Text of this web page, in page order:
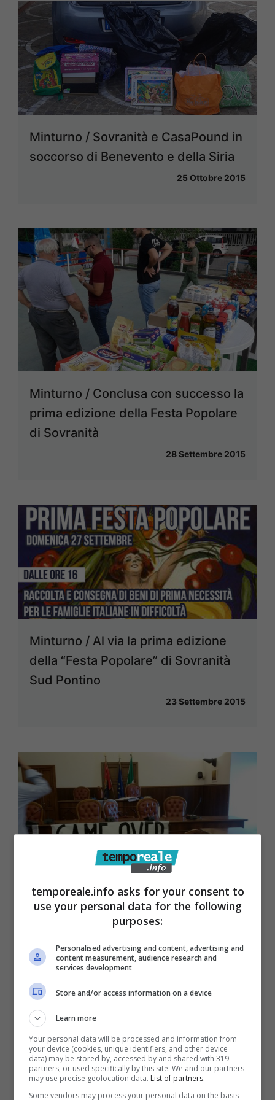
Minturno / Sovranità e CasaPound in
soccorso di Benevento e della Siria
25 Ottobre 2015
Minturno / Conclusa con successo la
prima edizione della Festa Popolare
di Sovranità
28 Settembre 2015
Minturno / Al via la prima edizione
della “Festa Popolare” di Sovranità
Sud Pontino
23 Settembre 2015
Minturno / Fine dell’amministrazione
Graziano, le reazioni
28 Agosto 2015
temporeale.info asks for your consent to
use your personal data for the following
purposes:
Personalised advertising and content, advertising and
content measurement, audience research and
services development
Store and/or access information on a device
Learn more
Your personal data will be processed and information from
your device (cookies, unique identifiers, and other device
data) may be stored by, accessed by and shared with 319
partners, or used specifically by this site. We and our partners
may use precise geolocation data. List of partners.
Some vendors may process your personal data on the basis